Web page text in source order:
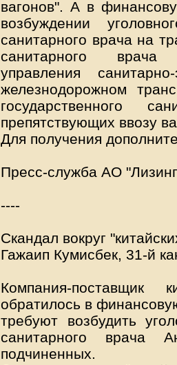
вагонов". А в
возбуждении
санитарного врача на
санитарного врача
управления
железнодорожном
государственного
препятствующих ввозу
Для получения
Пресс-служба АО
----
Скандал вокруг
Гажаип Кумисбек, 31-й
Компания-поставщик
обратилось в
требуют возбудить
санитарного врача
подчиненных.